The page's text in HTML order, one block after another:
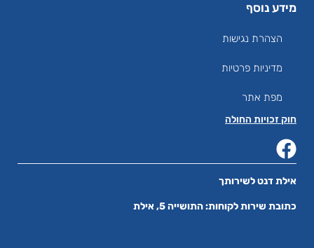
מידע נוסף
הצהרת נגישות
מדיניות פרטיות
מפת אתר
חוק זכויות החולה
אילת דנט לשירותך
כתובת שירות לקוחות: התושייה 5, אילת